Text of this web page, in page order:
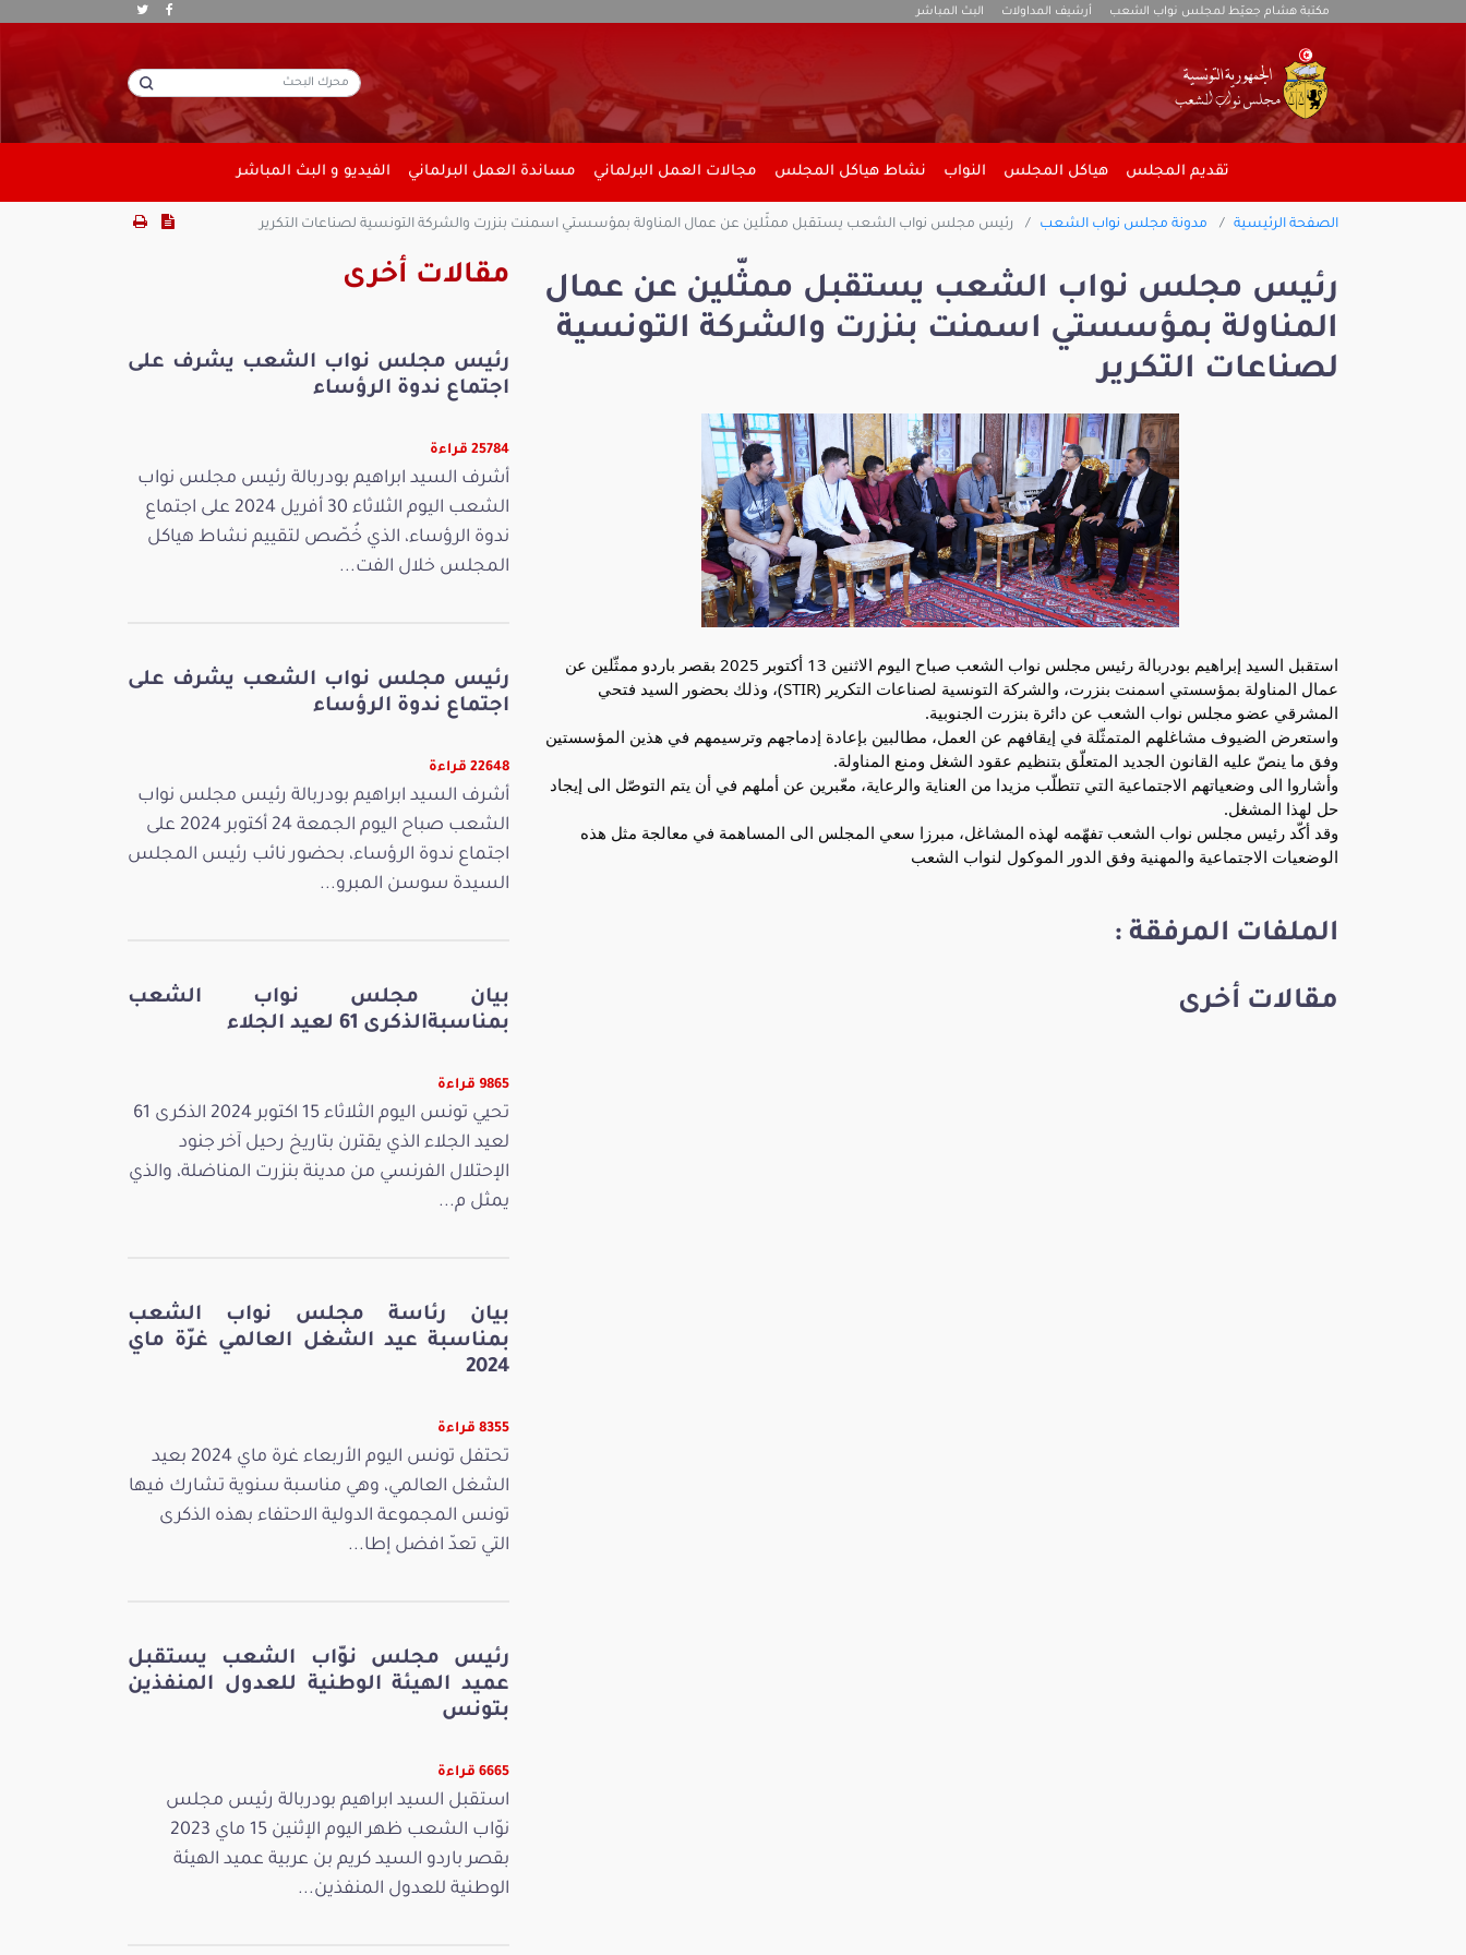
مكتبة هشام جعيّط لمجلس نواب الشعب أرشيف المداولات البث المباشر
تقديم المجلس هياكل المجلس النواب نشاط هياكل المجلس مجالات العمل البرلماني مساندة العمل البرلماني الفيديو و البث المباشر
الصفحة الرئيسية مدونة مجلس نواب الشعب رئيس مجلس نواب الشعب يستقبل ممثّلين عن عمال المناولة بمؤسستي اسمنت بنزرت والشركة التونسية لصناعات التكرير
رئيس مجلس نواب الشعب يستقبل ممثّلين عن عمال
المناولة بمؤسستي اسمنت بنزرت والشركة التونسية
لصناعات التكرير
استقبل السيد إبراهيم بودربالة رئيس مجلس نواب الشعب صباح اليوم الاثنين 13 أكتوبر 2025 بقصر باردو ممثّلين عن
عمال المناولة بمؤسستي اسمنت بنزرت، والشركة التونسية لصناعات التكرير (STIR)، وذلك بحضور السيد فتحي
المشرقي عضو مجلس نواب الشعب عن دائرة بنزرت الجنوبية.
واستعرض الضيوف مشاغلهم المتمثّلة في إيقافهم عن العمل، مطالبين بإعادة إدماجهم وترسيمهم في هذين المؤسستين
وفق ما ينصّ عليه القانون الجديد المتعلّق بتنظيم عقود الشغل ومنع المناولة.
وأشاروا الى وضعياتهم الاجتماعية التي تتطلّب مزيدا من العناية والرعاية، معّبرين عن أملهم في أن يتم التوصّل الى إيجاد
حل لهذا المشغل.
وقد أكّد رئيس مجلس نواب الشعب تفهّمه لهذه المشاغل، مبرزا سعي المجلس الى المساهمة في معالجة مثل هذه
الوضعيات الاجتماعية والمهنية وفق الدور الموكول لنواب الشعب
الملفات المرفقة :
مقالات أخرى
مقالات أخرى
رئيس مجلس نواب الشعب يشرف على
اجتماع ندوة الرؤساء
25784 قراءة
أشرف السيد ابراهيم بودربالة رئيس مجلس نواب
الشعب اليوم الثلاثاء 30 أفريل 2024 على اجتماع
ندوة الرؤساء، الذي خُصّص لتقييم نشاط هياكل
المجلس خلال الفت...
رئيس مجلس نواب الشعب يشرف على
اجتماع ندوة الرؤساء
22648 قراءة
أشرف السيد ابراهيم بودربالة رئيس مجلس نواب
الشعب صباح اليوم الجمعة 24 أكتوبر 2024 على
اجتماع ندوة الرؤساء، بحضور نائب رئيس المجلس
السيدة سوسن المبرو...
بيان مجلس نواب الشعب
بمناسبةالذكرى 61 لعيد الجلاء
9865 قراءة
تحيي تونس اليوم الثلاثاء 15 اكتوبر 2024 الذكرى 61
لعيد الجلاء الذي يقترن بتاريخ رحيل آخر جنود
الإحتلال الفرنسي من مدينة بنزرت المناضلة، والذي
يمثل م...
بيان رئاسة مجلس نواب الشعب
بمناسبة عيد الشغل العالمي غرّة ماي
2024
8355 قراءة
تحتفل تونس اليوم الأربعاء غرة ماي 2024 بعيد
الشغل العالمي، وهي مناسبة سنوية تشارك فيها
تونس المجموعة الدولية الاحتفاء بهذه الذكرى
التي تعدّ افضل إطا...
رئيس مجلس نوّاب الشعب يستقبل
عميد الهيئة الوطنية للعدول المنفذين
بتونس
6665 قراءة
استقبل السيد ابراهيم بودربالة رئيس مجلس
نوّاب الشعب ظهر اليوم الإثنين 15 ماي 2023
بقصر باردو السيد كريم بن عربية عميد الهيئة
الوطنية للعدول المنفذين...